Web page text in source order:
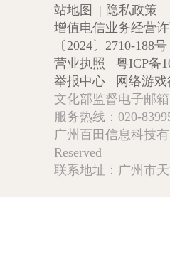
站地图
| 隐私政策
增值电信业务经营
〔2024〕2710-188号
营业执照
粤ICP备
举报中心
网络游
文化部监督电子邮
服务热线：020-
广州百田信息科技
Reserved
联系地址：广州市